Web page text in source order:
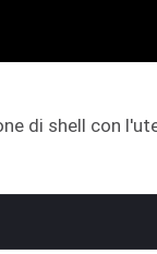
di shell con